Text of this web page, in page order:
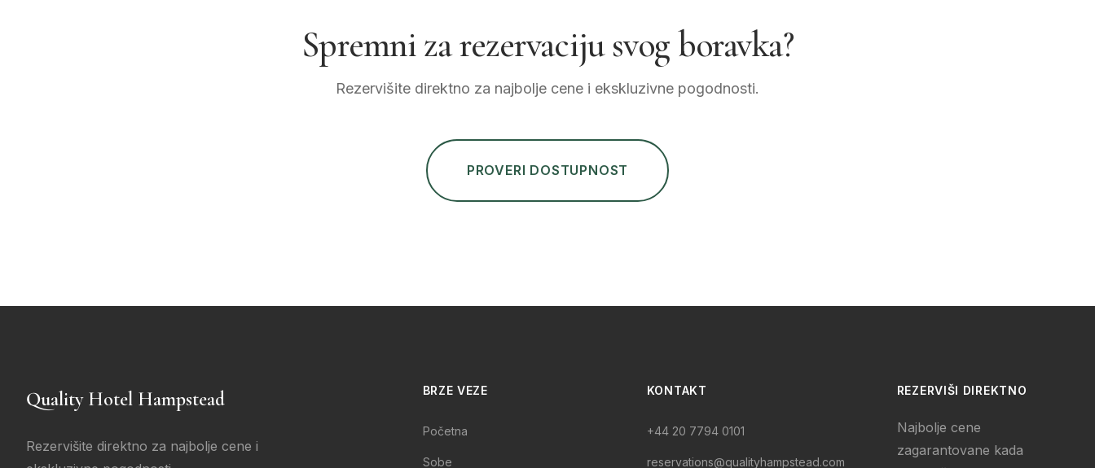
Spremni za rezervaciju svog boravka?
Rezervišite direktno za najbolje cene i ekskluzivne pogodnosti.
PROVERI DOSTUPNOST
Quality Hotel Hampstead
Rezervišite direktno za najbolje cene i
BRZE VEZE
Početna
Sobe
KONTAKT
+44 20 7794 0101
reservations@qualityhampstead.com
REZERVIŠI DIREKTNO
Najbolje cene
zagarantovane kada